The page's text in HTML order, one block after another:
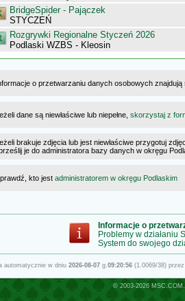
BridgeSpider - Pajączek
STYCZEŃ
Rozgrywki Regionalne Styczeń 2026
Podlaski WZBS - Kleosin
o przetwarzaniu danych osobowych
dane są niewłaściwe lub niepełne, skorzystaj z
brakuje zdjęcia lub jest niewłaściwe przygotuj
je do administratora bazy danych w okręgu
kto jest administratorem w okręgu Podlaskim
Informacje o
Problemy w działaniu
System do swojego
automatycznie w dniu 2026-08-07g.09:20:56(1.0069/38)
© 2003-2026